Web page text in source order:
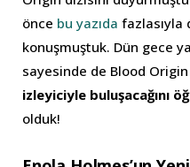
önce bu yazıda fazlasıyla
konuşmuştuk. Dün gece
sayesinde de Blood
izleyiciyle buluşacağını
olduk!